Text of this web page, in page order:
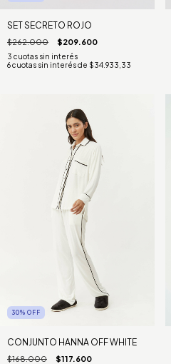
SET SECRETO ROJO
$262.000 $209.600
6cuotas sin interés de $34.933,33
30% OFF
CONJUNTO HANNA OFF WHITE
$168.000 $117.600